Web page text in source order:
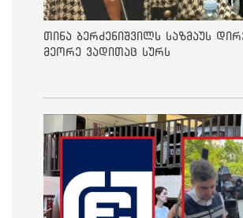
თინა ბერძენიშვილს საზმაუს
მეორე ვადითაც სურს